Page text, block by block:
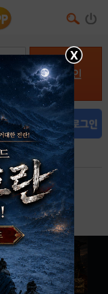
로그인
회원가입
X